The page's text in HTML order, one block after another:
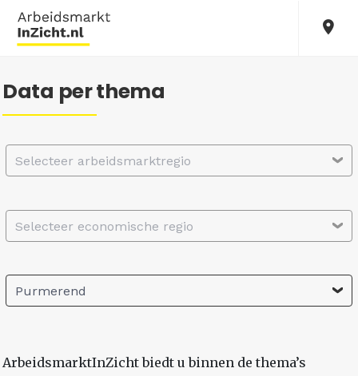
Data per thema
Selecteer arbeidsmarktregio
Selecteer economische regio
Purmerend
ArbeidsmarktInZicht biedt u binnen de thema’s